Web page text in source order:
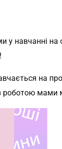
у навчанні
на
роботою мами